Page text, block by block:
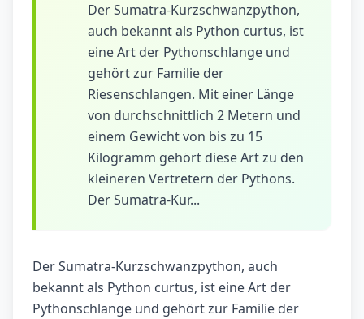
Der Sumatra-Kurzschwanzpython,
auch bekannt als Python curtus, ist
eine Art der Pythonschlange und
gehört zur Familie der
Riesenschlangen. Mit einer Länge
von durchschnittlich 2 Metern und
einem Gewicht von bis zu 15
Kilogramm gehört diese Art zu den
kleineren Vertretern der Pythons.
Der Sumatra-Kur...
Der Sumatra-Kurzschwanzpython, auch
bekannt als Python curtus, ist eine Art der
Pythonschlange und gehört zur Familie der